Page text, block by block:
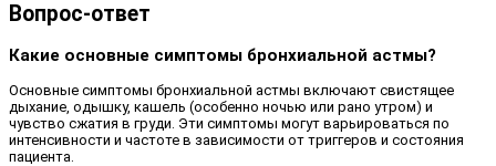
Вопрос-ответ
Какие основные симптомы бронхиальной астмы?
Основные симптомы бронхиальной астмы включают свистящее
дыхание, одышку, кашель (особенно ночью или рано утром) и
чувство сжатия в груди. Эти симптомы могут варьироваться по
интенсивности и частоте в зависимости от триггеров и состояния
пациента.